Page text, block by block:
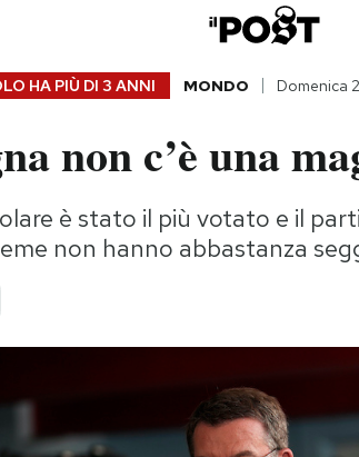
HA PIÙ DI 3 ANNI MONDO Domenica
non c’è una
è stato il più votato e il
non hanno abbastanza